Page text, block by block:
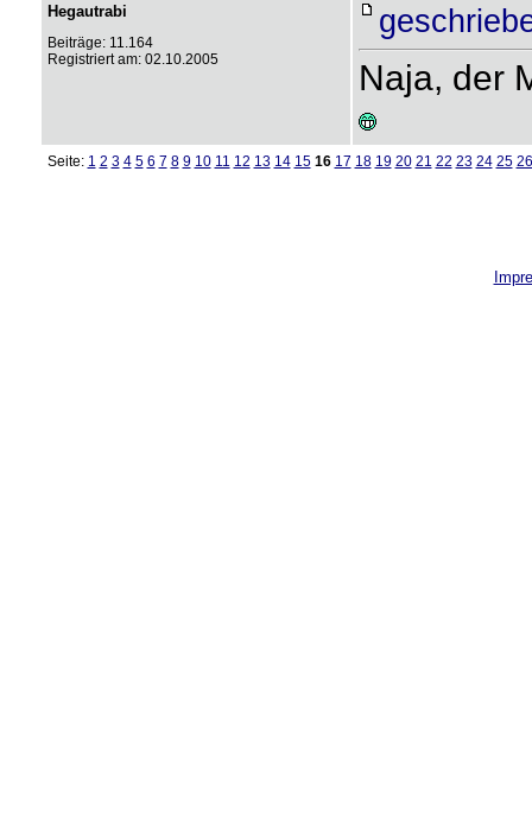
Hegautrabi
Beiträge: 11.164
Registriert am: 02.10.2005
Naja, der
Seite: 1 2 3 4 5 6 7 8 9 10 11 12 13 14 15 16 17 18 19 20 21 22 23 24 25 26